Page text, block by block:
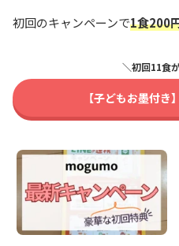
初回のキャンペーンで1食200
＼初回11食
【子どもお墨付き